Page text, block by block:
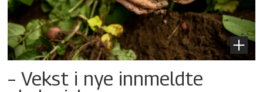
– Vekst i nye innmeldte